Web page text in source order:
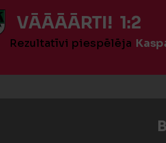
VĀĀĀĀRTI! 1:2
Rezultatīvi piespēlēja